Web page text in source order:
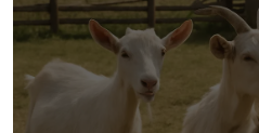
g
a
c